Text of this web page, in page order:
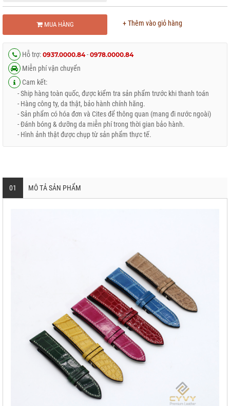
MUA HÀNG + Thêm vào giỏ hàng
Hỗ trợ: 0937.0000.84- 0978.0000.84
Miễn phí vận chuyển
Cam kết:
- Ship hàng toàn quốc, được kiểm tra sản phẩm trước khi thanh toán
- Hàng công ty, da thật, bảo hành chính hãng.
- Sản phẩm có hóa đơn và Cites để thông quan (mang đi nước ngoài)
- Đánh bóng & dưỡng da miễn phí trong thời gian bảo hành.
- Hình ảnh thật được chụp từ sản phẩm thực tế.
01 MÔ TẢ SẢN PHẨM